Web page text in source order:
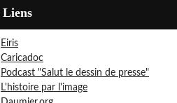
Liens
Eiris
Caricadoc
Podcast "Salut le dessin de presse"
L'histoire par l'image